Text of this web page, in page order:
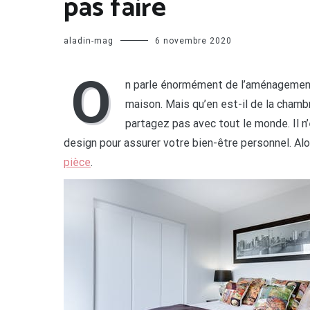
aladin-mag 6 novembre 2020
O
n parle énormément de
maison. Mais qu’en est-il de la
partagez pas avec tout le monde. Il
design pour assurer votre bien-être personnel.
pièce.